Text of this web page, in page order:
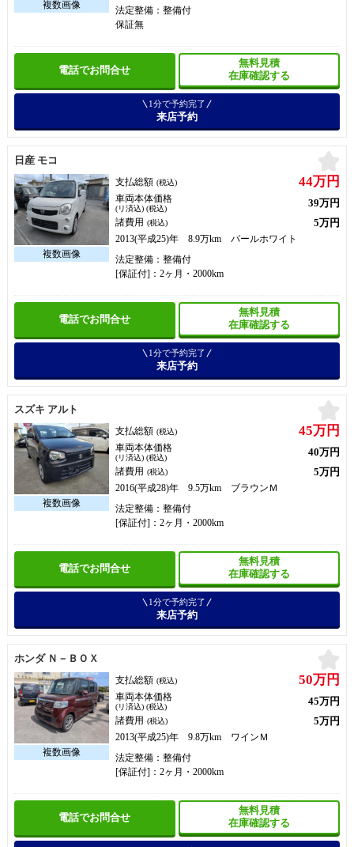
法定整備：整備付
保証無
電話でお問合せ
無料見積
在庫確認する
1分で予約完了
来店予約
日産 モコ
支払総額 (税込) 44万円
車両本体価格
(リ済込) (税込) 39万円
諸費用 (税込) 5万円
2013(平成25)年 8.9万km パールホワイト
法定整備：整備付
[保証付]：2ヶ月・2000km
電話でお問合せ
無料見積
在庫確認する
1分で予約完了
来店予約
スズキ アルト
支払総額 (税込) 45万円
車両本体価格
(リ済込) (税込) 40万円
諸費用 (税込) 5万円
2016(平成28)年 9.5万km ブラウンＭ
法定整備：整備付
[保証付]：2ヶ月・2000km
電話でお問合せ
無料見積
在庫確認する
1分で予約完了
来店予約
ホンダ Ｎ－ＢＯＸ
支払総額 (税込) 50万円
車両本体価格
(リ済込) (税込) 45万円
諸費用 (税込) 5万円
2013(平成25)年 9.8万km ワインＭ
法定整備：整備付
[保証付]：2ヶ月・2000km
電話でお問合せ
無料見積
在庫確認する